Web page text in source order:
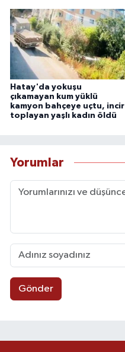
Hatay'da yokuşu
çıkamayan kum yüklü
kamyon bahçeye uçtu, incir
toplayan yaşlı kadın öldü
Yorumlar
Gönder